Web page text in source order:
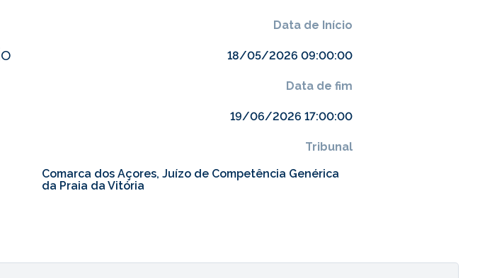
Data de Início
18/05/2026 09:00:00
Data de fim
19/06/2026 17:00:00
Tribunal
Comarca dos Açores, Juízo de Competência Genérica
da Praia da Vitória